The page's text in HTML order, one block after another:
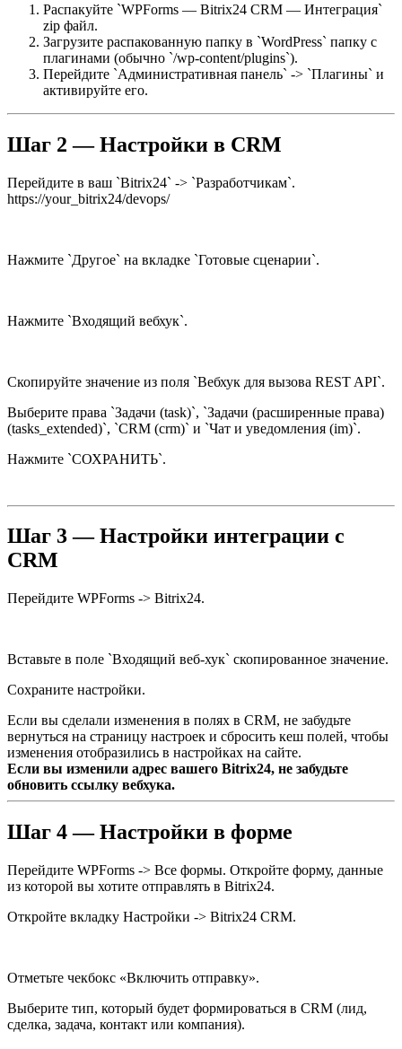
Распакуйте `WPForms — Bitrix24 CRM — Интеграция`
zip файл.
Загрузите распакованную папку в `WordPress` папку с
плагинами (обычно `/wp-content/plugins`).
Перейдите `Административная панель` -> `Плагины` и
активируйте его.
Шаг 2 — Настройки в CRM
Перейдите в ваш `Bitrix24` -> `Разработчикам`.
https://your_bitrix24/devops/
Нажмите `Другое` на вкладке `Готовые сценарии`.
Нажмите `Входящий вебхук`.
Скопируйте значение из поля `Вебхук для вызова REST API`.
Выберите права `Задачи (task)`, `Задачи (расширенные права)
(tasks_extended)`, `CRM (crm)` и `Чат и уведомления (im)`.
Нажмите `СОХРАНИТЬ`.
Шаг 3 —Настройки интеграции c
CRM
Перейдите WPForms -> Bitrix24.
Вставьте в поле `Входящий веб-хук` скопированное значение.
Сохраните настройки.
Если вы сделали изменения в полях в CRM, не забудьте
вернуться на страницу настроек и сбросить кеш полей, чтобы
изменения отобразились в настройках на сайте.
Если вы изменили адрес вашего Bitrix24, не забудьте
обновить ссылку вебхука.
Шаг 4 — Настройки в форме
Перейдите WPForms -> Все формы. Откройте форму, данные
из которой вы хотите отправлять в Bitrix24.
Откройте вкладку Настройки -> Bitrix24 CRM.
Отметьте чекбокс «Включить отправку».
Выберите тип, который будет формироваться в CRM (лид,
сделка, задача, контакт или компания).